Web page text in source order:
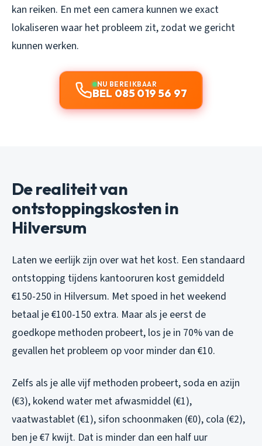
kan reiken. En met een camera kunnen we exact
lokaliseren waar het probleem zit, zodat we gericht
kunnen werken.
NU BEREIKBAAR
BEL 085 019 56 97
De realiteit van
ontstoppingskosten in
Hilversum
Laten we eerlijk zijn over wat het kost. Een standaard
ontstopping tijdens kantooruren kost gemiddeld
€150-250 in Hilversum. Met spoed in het weekend
betaal je €100-150 extra. Maar als je eerst de
goedkope methoden probeert, los je in 70% van de
gevallen het probleem op voor minder dan €10.
Zelfs als je alle vijf methoden probeert, soda en azijn
(€3), kokend water met afwasmiddel (€1),
vaatwastablet (€1), sifon schoonmaken (€0), cola (€2),
ben je €7 kwijt. Dat is minder dan een half uur